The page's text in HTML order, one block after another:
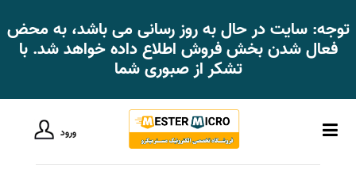
توجه: سایت در حال به روز رسانی می باشد، به محض
فعال شدن بخش فروش اطلاع داده خواهد شد. با
تشکر از صبوری شما
ورود